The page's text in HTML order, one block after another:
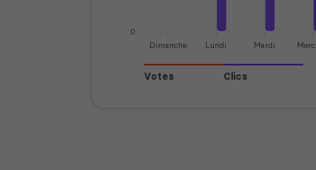
0
Dimanche Lundi Mardi
Votes Clics